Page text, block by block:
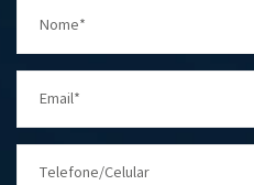
Nome*
Email*
Telefone/Celular